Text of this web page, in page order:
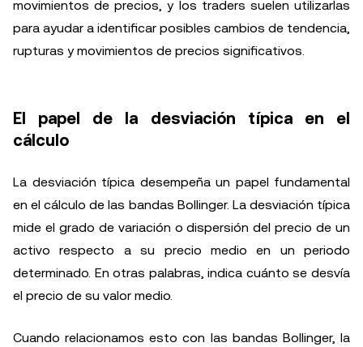
movimientos de precios, y los traders suelen utilizarlas
para ayudar a identificar posibles cambios de tendencia,
rupturas y movimientos de precios significativos.
El papel de la desviación típica en el
cálculo
La desviación típica desempeña un papel fundamental
en el cálculo de las bandas Bollinger. La desviación típica
mide el grado de variación o dispersión del precio de un
activo respecto a su precio medio en un periodo
determinado. En otras palabras, indica cuánto se desvía
el precio de su valor medio.
Cuando relacionamos esto con las bandas Bollinger, la